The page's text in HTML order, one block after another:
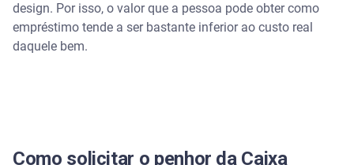
design. Por isso, o valor que a pessoa pode obter como
empréstimo tende a ser bastante inferior ao custo real
daquele bem.
Como solicitar o penhor da Caixa